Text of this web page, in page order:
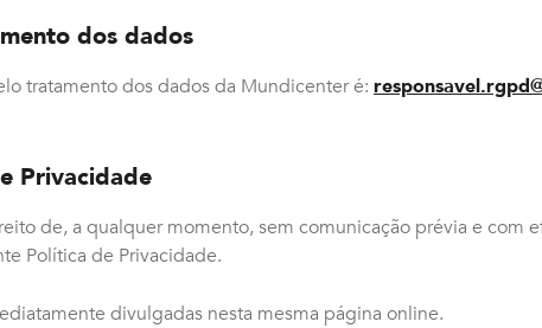
dos dados
tratamento dos dados da Mundicenter é:
Privacidade
de, a qualquer momento, sem comunicação prévia e com
Política de Privacidade.
divulgadas nesta mesma página online.